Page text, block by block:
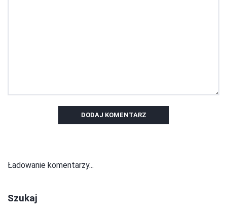
DODAJ KOMENTARZ
Ładowanie komentarzy...
Szukaj